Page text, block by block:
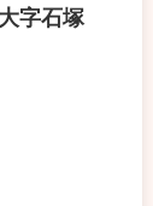
字石塚